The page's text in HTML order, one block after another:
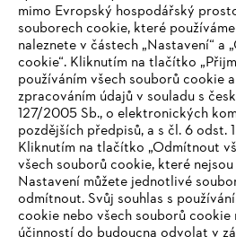
STIHL FAQ
Služby
IHR BROWSER WIRD
UNTERSTÜTZT
Sie nutzen einen Browser, den wir
mimo Evropský hospodářský
souborech cookie, které
naleznete v částech „Nastavení“ a
cookie“. Kliknutím na tlačítko
používáním všech souborů cookie
zpracováním údajů v souladu s
127/2005 Sb., o elektronických
pozdějších předpisů, a s čl. 6 odst.
Kliknutím na tlačítko „Odmítnout
všech souborů cookie, které
Nastavení můžete jednotlivé
odmítnout. Svůj souhlas s
cookie nebo všech souborů cookie